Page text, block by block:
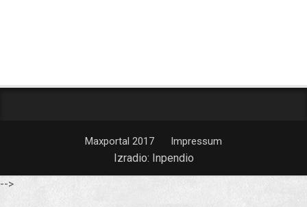
Maxportal 2017 Impressum
Izradio: Inpendio
-->